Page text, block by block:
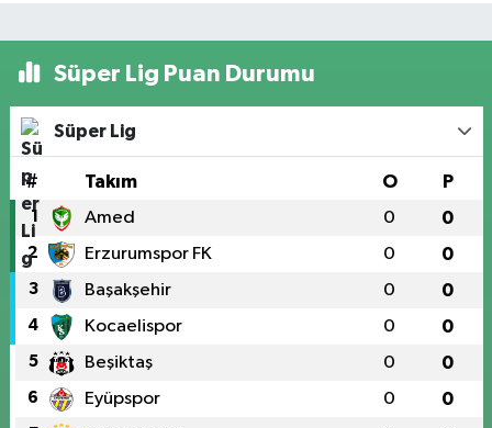
Süper Lig Puan Durumu
Süper Lig
# Takım O P
1 Amed 0 0
2 Erzurumspor FK 0 0
3 Başakşehir 0 0
4 Kocaelispor 0 0
5 Beşiktaş 0 0
6 Eyüpspor 0 0